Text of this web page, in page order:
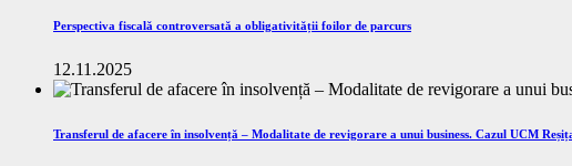
Perspectiva fiscală controversată a obligativității foilor de parcurs
12.11.2025
Transferul de afacere în insolvență – Modalitate de revigorare a unui business. Cazul UCM